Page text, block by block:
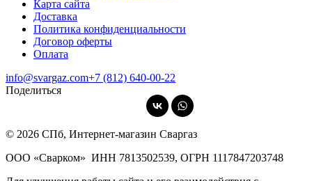
Карта сайта
Доставка
Политика конфиденциальности
Договор оферты
Оплата
info@svargaz.com+7 (812) 640‑00‑22
Поделиться
© 2026 СПб, Интернет-магазин Сваргаз
ООО «Сварком» ИНН 7813502539, ОГРН 1117847203748